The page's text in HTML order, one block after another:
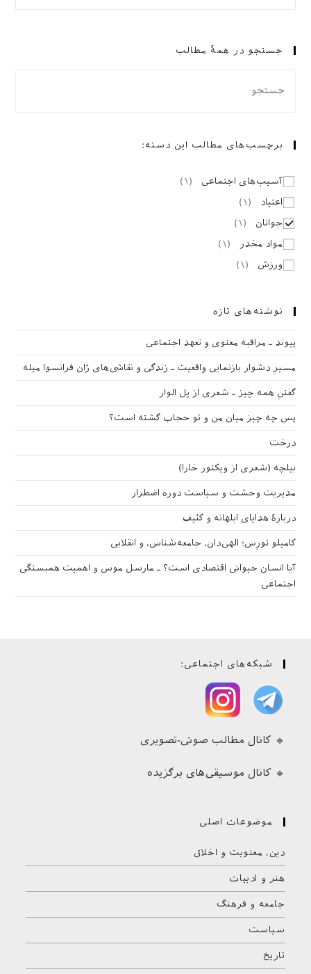
جستجو در همهٔ مطالب
برچسب‌های مطالب این دسته:
آسیب‌های اجتماعی ( ۱ )
اعتیاد
( ۱ )
جوانان
( ۱ )
مواد مخدر
( ۱ )
ورزش
( ۱ )
نوشته‌های تازه
پیوند ـ مراقبه‌ معنوی و تعهد اجتماعی
مسیرِ دشوار بازنمایی واقعیت ـ زندگی و نقاشی‌های ژان فرانسوا میله
گفتنِ همه چیز ـ شعری از پل الوار
پس چه چیز میان من و تو حجاب گشته است؟
درخت
بیلچه (شعری از ویکتور خارا)
مدیریت وحشت و سیاست دوره اضطرار
دربارهٔ هدایای ابلهانه و کثیف
کامیلو تورِس؛ الهی‌دان، جامعه‌شناس، و انقلابی
آیا انسان حیوانی اقتصادی است؟ ـ مارسل موس و اهمیت همبستگی
اجتماعی
شبکه‌های اجتماعی:
🔹 کانال مطالب صوتی-تصویری
🔹 کانال موسیقی‌های برگزیده
موضوعات اصلی
دین، معنویت و اخلاق
هنر و ادبیات
جامعه و فرهنگ
سیاست
تاریخ